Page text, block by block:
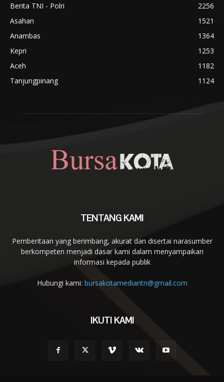
Berita TNI - Polri
2256
Asahan
1521
Anambas
1364
Kepri
1253
Aceh
1182
Tanjungpinang
1124
TENTANG KAMI
Pemberitaan yang berimbang, akurat dan disertai narasumber
berkompeten menjadi dasar kami dalam menyampaikan
informasi kepada publik
Hubungi kami: bursakotamediantn@gmail.com
IKUTI KAMI